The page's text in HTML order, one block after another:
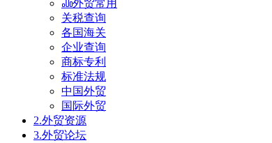
外贸常用
关税查询
各国海关
企业查询
商标专利
标准法规
中国外贸
国际外贸
2.外贸资源
3.外贸论坛